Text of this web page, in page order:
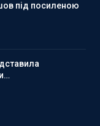
під посиленою